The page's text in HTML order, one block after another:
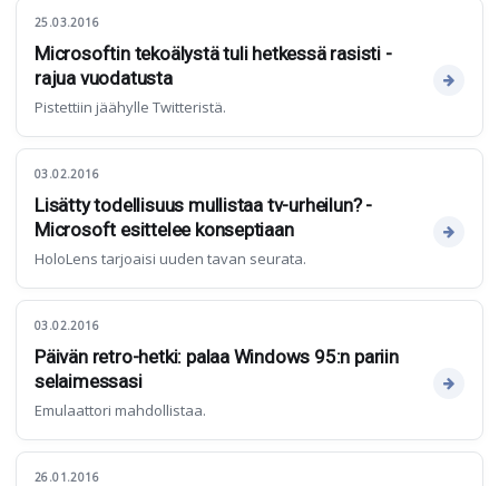
25.03.2016
Microsoftin tekoälystä tuli hetkessä rasisti -
rajua vuodatusta
Pistettiin jäähylle Twitteristä.
03.02.2016
Lisätty todellisuus mullistaa tv-urheilun? -
Microsoft esittelee konseptiaan
HoloLens tarjoaisi uuden tavan seurata.
03.02.2016
Päivän retro-hetki: palaa Windows 95:n pariin
selaimessasi
Emulaattori mahdollistaa.
26.01.2016